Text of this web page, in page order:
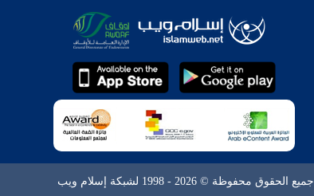
جميع الحقوق محفوظة © 2026 - 1998 لشبكة إسلام ويب